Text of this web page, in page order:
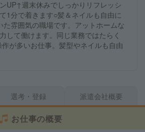
UP↑週末休みでしっかりリフレッシ
1分で着きます○髪＆ネイルも自由に
た雰囲気の職場です。アットホームな
して働けます。同じ業務ではたらく
が多いお仕事。髪型やネイルも自由
選考・登録 派遣会社概要
お仕事の概要